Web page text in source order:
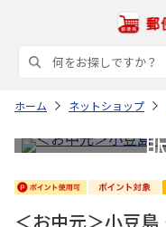
ホーム ネットショップ
＜お中元＞小豆